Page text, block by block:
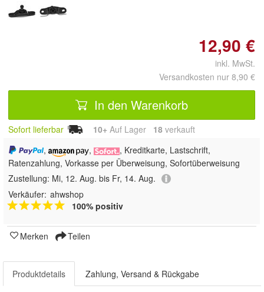
12,90 €
inkl. MwSt.
Versandkosten nur 8,90 €
In den Warenkorb
Sofort lieferbar 10+ Auf Lager 18 verkauft
,
,
, Kreditkarte, Lastschrift,
Ratenzahlung, Vorkasse per Überweisung, Sofortüberweisung
Zustellung: Mi, 12. Aug. bis Fr, 14. Aug.
Verkäufer: ahwshop
100% positiv
Merken Teilen
Produktdetails Zahlung, Versand & Rückgabe